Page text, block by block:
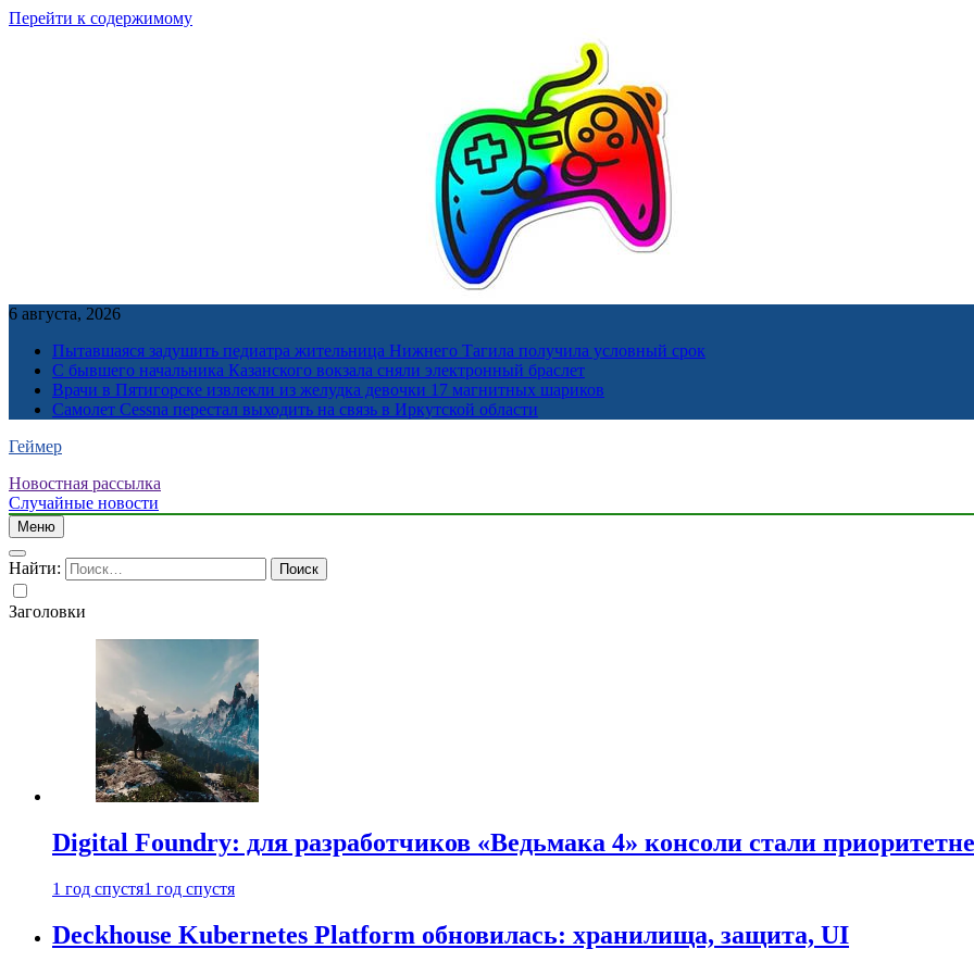
Перейти к содержимому
6 августа, 2026
Пытавшаяся задушить педиатра жительница Нижнего Тагила получила условный срок
С бывшего начальника Казанского вокзала сняли электронный браслет
Врачи в Пятигорске извлекли из желудка девочки 17 магнитных шариков
Самолет Cessna перестал выходить на связь в Иркутской области
Геймер
Новостная рассылка
Случайные новости
Меню
Найти:
Заголовки
Digital Foundry: для разработчиков «Ведьмака 4» консоли стали
1 год спустя1 год спустя
Deckhouse Kubernetes Platform обновилась: хранилища, защита, UI